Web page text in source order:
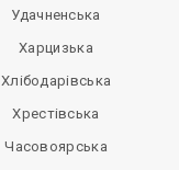
Удачненська
Харцизька
Хлібодарівська
Хрестівська
Часовоярська